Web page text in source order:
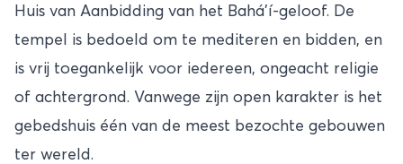
Huis van Aanbidding van het Bahá’í-geloof. De
tempel is bedoeld om te mediteren en bidden, en
is vrij toegankelijk voor iedereen, ongeacht religie
of achtergrond. Vanwege zijn open karakter is het
gebedshuis één van de meest bezochte gebouwen
ter wereld.